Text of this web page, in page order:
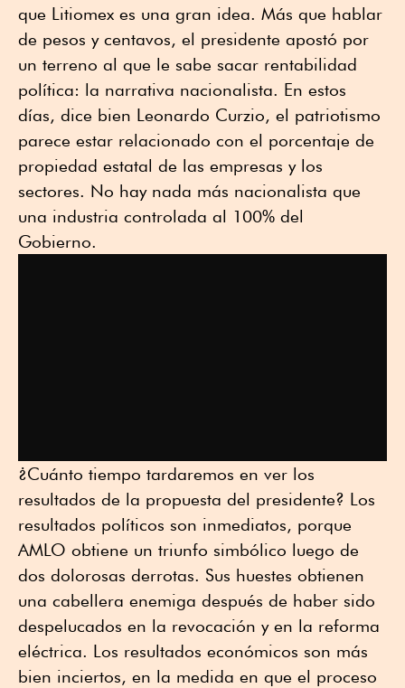
que Litiomex es una gran idea. Más que hablar
de pesos y centavos, el presidente apostó por
un terreno al que le sabe sacar rentabilidad
política: la narrativa nacionalista. En estos
días, dice bien Leonardo Curzio, el patriotismo
parece estar relacionado con el porcentaje de
propiedad estatal de las empresas y los
sectores. No hay nada más nacionalista que
una industria controlada al 100% del
Gobierno.
¿Cuánto tiempo tardaremos en ver los
resultados de la propuesta del presidente? Los
resultados políticos son inmediatos, porque
AMLO obtiene un triunfo simbólico luego de
dos dolorosas derrotas. Sus huestes obtienen
una cabellera enemiga después de haber sido
despelucados en la revocación y en la reforma
eléctrica. Los resultados económicos son más
bien inciertos, en la medida en que el proceso